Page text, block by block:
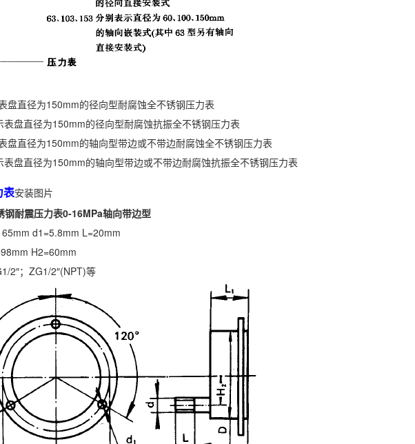
盘直径为150mm的径向型耐腐蚀全不锈钢压力表
表盘直径为150mm的径向型耐腐蚀抗振全不锈钢压力表
盘直径为150mm的轴向型带边或不带边耐腐蚀全不锈钢压力表
表盘直径为150mm的轴向型带边或不带边耐腐蚀抗振全不锈钢压力表
表安装图片
钢耐震压力表0-16MPa轴向带边型
d1=5.8mm L=20mm
H2=60mm
2″；ZG1/2″(NPT)等